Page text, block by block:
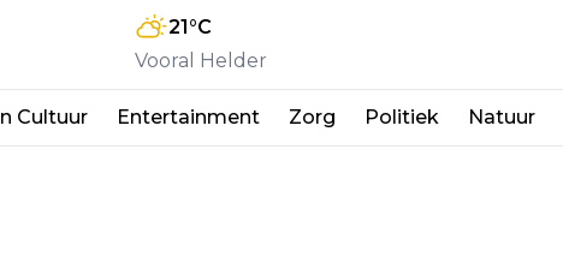
21°C
Vooral Helder
Cultuur Entertainment Zorg Politiek Natuur